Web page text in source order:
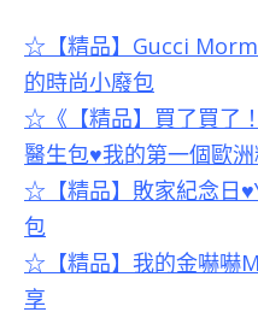
☆【精品】 Gucci
的時尚小廢包
☆ 《【精品】買了買了！
醫生包♥我的第一個歐
☆ 【精品】敗家紀念日
包
☆ 【精品】我的金嚇嚇
享